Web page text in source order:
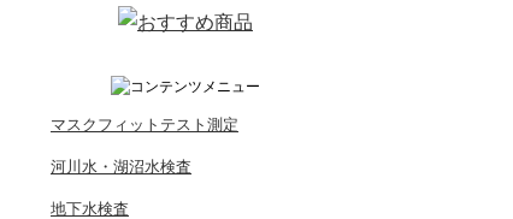
マスクフィットテスト測定
河川水・湖沼水検査
地下水検査